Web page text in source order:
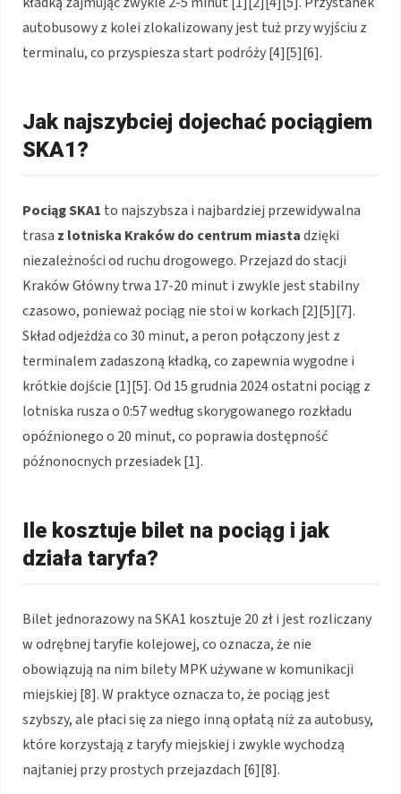
autobusowy z kolei zlokalizowany jest tuż przy wyjściu z
terminalu, co przyspiesza start podróży [4][5][6].
Jak najszybciej dojechać pociągiem
SKA1?
Pociąg SKA1 to najszybsza i najbardziej przewidywalna
trasa z lotniska Kraków do centrum miastadzięki
niezależności od ruchu drogowego. Przejazd do stacji
Kraków Główny trwa 17-20 minut i zwykle jest stabilny
czasowo, ponieważ pociąg nie stoi w korkach [2][5][7].
Skład odjeżdża co 30 minut, a peron połączony jest z
terminalem zadaszoną kładką, co zapewnia wygodne i
krótkie dojście [1][5]. Od 15 grudnia 2024 ostatni pociąg z
lotniska rusza o 0:57 według skorygowanego rozkładu
opóźnionego o 20 minut, co poprawia dostępność
późnonocnych przesiadek [1].
Ile kosztuje bilet na pociąg i jak
działa taryfa?
Bilet jednorazowy na SKA1 kosztuje 20 zł i jest rozliczany
w odrębnej taryfie kolejowej, co oznacza, że nie
obowiązują na nim bilety MPK używane w komunikacji
miejskiej [8]. W praktyce oznacza to, że pociąg jest
szybszy, ale płaci się za niego inną opłatą niż za autobusy,
które korzystają z taryfy miejskiej i zwykle wychodzą
najtaniej przy prostych przejazdach [6][8].